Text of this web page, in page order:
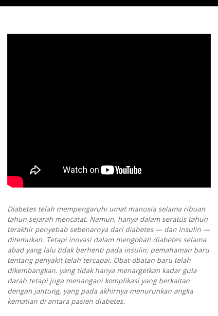
Diabetes telah mempengaruhi umat manusia selama ribuan
tahun sejarah mencatat. Namun, hanya dalam seratus tahun
terakhir penyebab sebenarnya dari diabetes — dan insulin —
ditemukan. Tetapi inovasi dalam mengobati diabetes selama
abad yang lalu tidak berhenti pada insulin; pemahaman baru
tentang penyakit telah tercapai. Obat-obatan baru telah
dikembangkan, yang tidak hanya menargetkan kadar gula
darah tetapi juga menangani komplikasi yang berkaitan
dengan jantung, yang pada akhirnya menurunkan angka
kematian di antara pasien diabetes.